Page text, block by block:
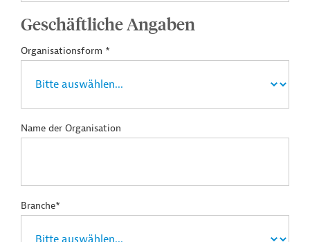
Geschäftliche Angaben
Organisationsform *
Name der Organisation
Branche*